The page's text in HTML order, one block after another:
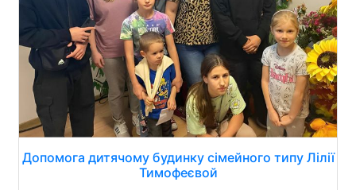
Допомога дитячому будинку сімейного типу Лілії
Тимофеєвой